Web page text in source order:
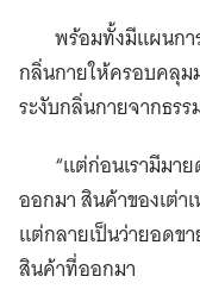
พร้อมทั้งมีแผนก
กลิ่นกายให้ครอบคลุ
ระงับกลิ่นกายจากธร
“แต่ก่อนเรามีมา
ออกมา สินค้าของเต่า
แต่กลายเป็นว่ายอดข
สินค้าที่ออกมา